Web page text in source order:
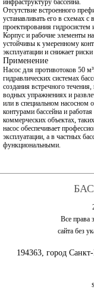
инфраструктуру бассейна.
Отсутствие встроенного
устанавливать его в схемах
проектирования
Корпус и рабочие элементы
устойчивы к умеренному
эксплуатации и снижает
Применение
Насос для противотоков 50
гидравлических системах
создания встречного
водных упражнениях и
или в специальном насосном
контурами бассейна и
коммерческих объектах,
насос обеспечивает
эксплуатации, а в частных
функциональными.
Все права
сайта без
194363, город